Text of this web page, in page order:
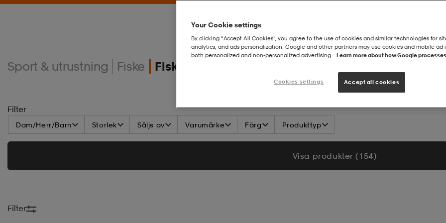
Sport & utrustning Fiske Fiskelinor
Filter
Dam/Herr/Barn Storlek Säljs av Varumärke Färg Produkttyp
Visa produkter (154)
Filter
Your Cookie settings
By clicking “Accept All Cookies”, you agree to the use of cookies and similar technologies for
analytics, and ads personalization. Google and other partners may use cookies and mobile ad
both personalized and non‑personalized advertising.
Learn more about how Google
Cookies settings Accept all cookies